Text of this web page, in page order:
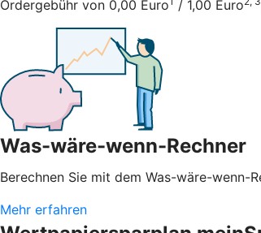
Ordergebühr von 0,00 Euro
/ 1,00 Euro
Was-wäre-wenn-Rechner
Berechnen Sie mit dem Was-wäre-wenn-
Mehr erfahren